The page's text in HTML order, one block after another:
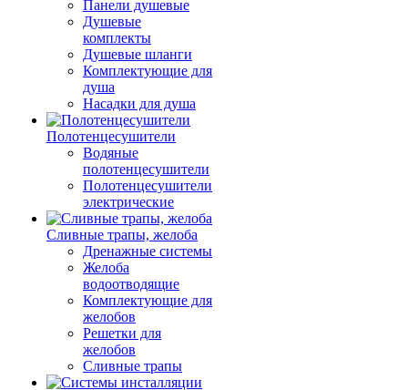
Панели душевые
Душевые
комплекты
Душевые шланги
Комплектующие для
душа
Насадки для душа
Полотенцесушители
Водяные
полотенцесушители
Полотенцесушители
электрические
Сливные трапы, желоба
Дренажные системы
Желоба
водоотводящие
Комплектующие для
желобов
Решетки для
желобов
Сливные трапы